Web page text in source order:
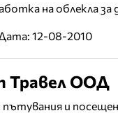
на облекла
12-08-2010
Травел ООД
пътувания и